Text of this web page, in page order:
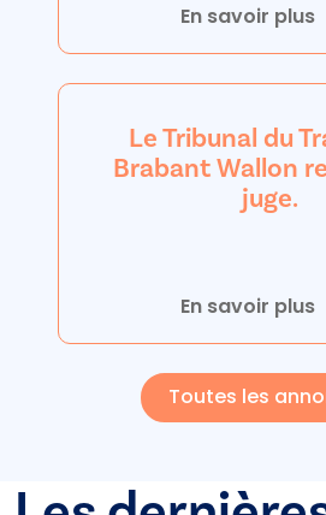
En savoir plus
Le Tribunal du
Brabant Wallon
juge.
En savoir plus
Toutes les